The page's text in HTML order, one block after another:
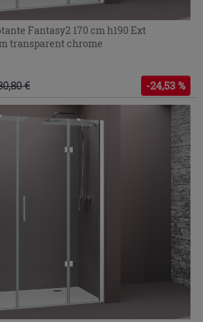
Fantasy2 170 cm h190 Ext
transparent chrome
€ -24,53 %